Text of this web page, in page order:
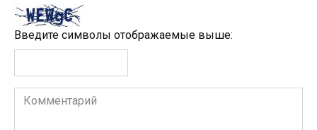
Введите символы отображаемые выше:
Комментарий